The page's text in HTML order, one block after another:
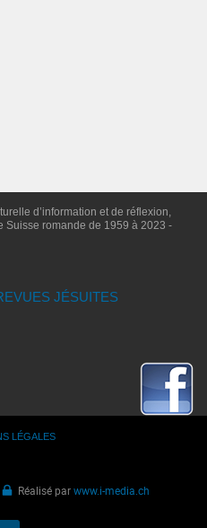
d’information et de réflexion,
Suisse romande de 1959 à 2023 -
JÉSUITES
LÉGALES
Réalisé parwww.i-media.ch